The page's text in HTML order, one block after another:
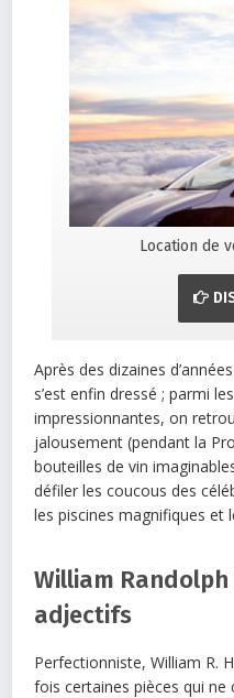
Location de
Après des dizaines
s’est enfin dressé ; parmi
impressionnantes, on
jalousement (pendant la
bouteilles de vin
défiler les coucous des
les piscines magnifiques et
William
adjectifs
Perfectionniste, William R.
fois certaines pièces qui